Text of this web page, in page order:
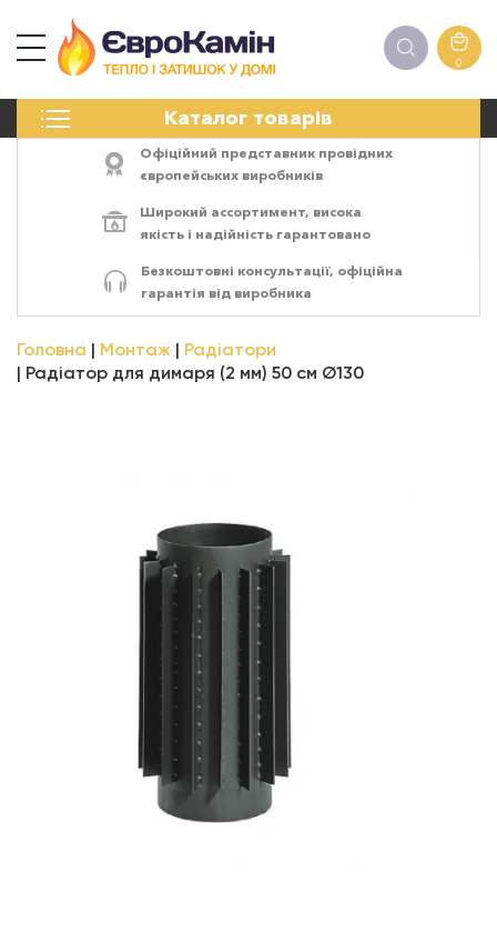
0
Каталог товарів
ПЕЧІ
ЕЛЕКТРОКАМІНИ
АКСЕСУАРИ
Офіційний представник провідних
європейських виробників
Широкий ассортимент, висока
якість і надійність гарантовано
Безкоштовні консультації, офіційна
гарантія від виробника
Головна Монтаж
Радіатори
Радіатор для димаря (2 мм) 50 см Ø130